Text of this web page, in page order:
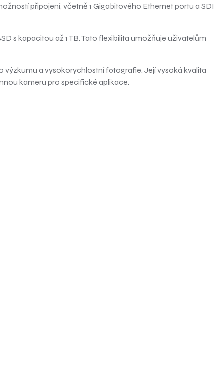
připojení, včetně 1 Gigabitového Ethernet portu a SDI
s kapacitou až 1 TB. Tato flexibilita umožňuje uživatelům
výzkumu a vysokorychlostní fotografie. Její vysoká kvalita
kameru pro specifické aplikace.